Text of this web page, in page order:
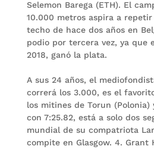
Selemon Barega (ETH). El
10.000 metros aspira a
techo de hace dos años en
podio por tercera vez, ya que
2018, ganó la plata.
A sus 24 años, el
correrá los 3.000, es el
los mitines de Torun (Polonia)
con 7:25.82, está a solo dos
mundial de su compatriota
compite en Glasgow. 4. Grant